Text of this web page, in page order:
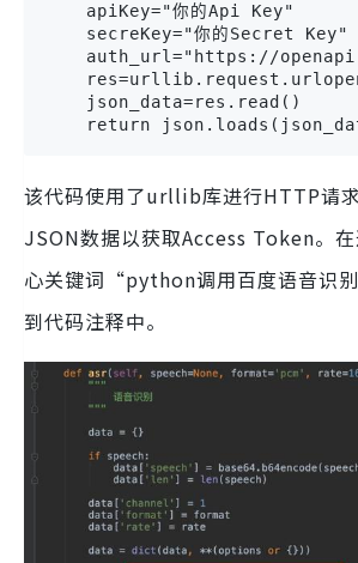
    apiKey="你的Api Key"
    secreKey="你的Secret Key"
auth_url="https://
    json_data=res.read()
return
该代码使用了urllib库进行HTTP请
JSON数据以获取Access Token。
心关键词“python调用百度语音识
到代码注释中。